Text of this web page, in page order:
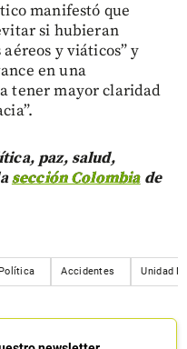
manifestó que
si hubieran
y viáticos” y
en una
tener mayor claridad
paz, salud,
sección Colombiade
Política Accidentes Unidad